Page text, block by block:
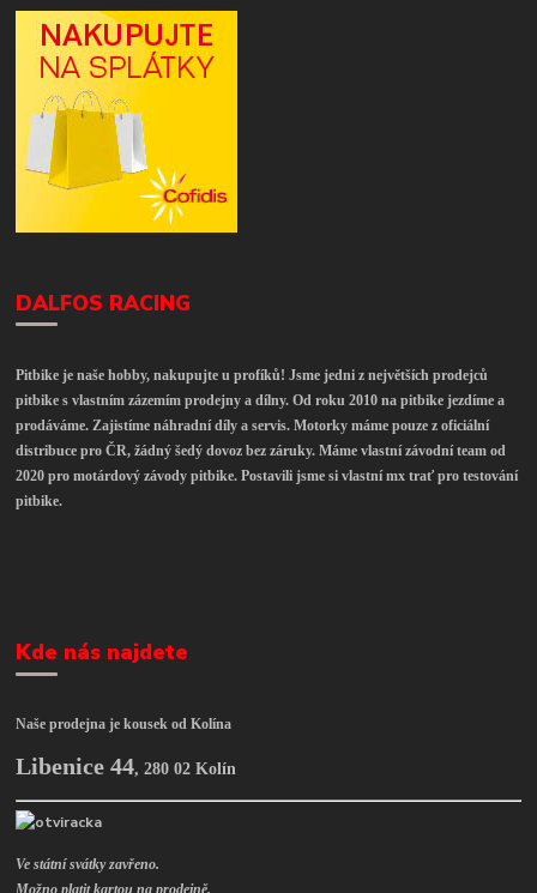
DALFOS RACING
Pitbike je naše hobby, nakupujte u profíků! Jsme jedni z největších prodejců
pitbike s vlastním zázemím prodejny a dílny. Od roku 2010 na pitbike jezdíme a
prodáváme. Zajistíme náhradní díly a servis. Motorky máme pouze z oficiální
distribuce pro ČR, žádný šedý dovoz bez záruky. Máme vlastní závodní team od
2020 pro motárdový závody pitbike. Postavili jsme si vlastní mx trať pro testování
pitbike.
Kde nás najdete
Naše prodejna je kousek od Kolína
Libenice 44,280 02 Kolín
Ve státní svátky zavřeno.
Možno platit kartou na prodejně.